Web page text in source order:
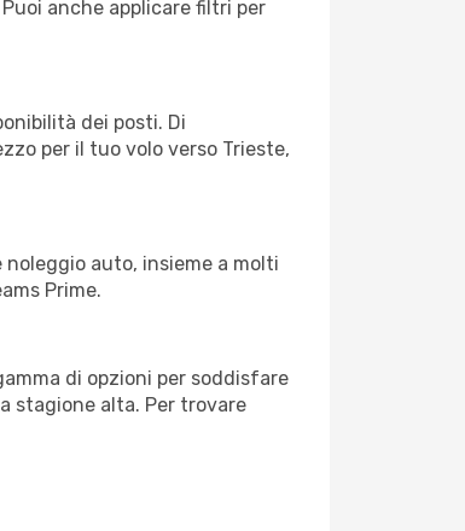
anche applicare filtri per
dei posti. Di
per il tuo volo verso Trieste,
noleggio auto, insieme a molti
Prime.
di opzioni per soddisfare
stagione alta. Per trovare